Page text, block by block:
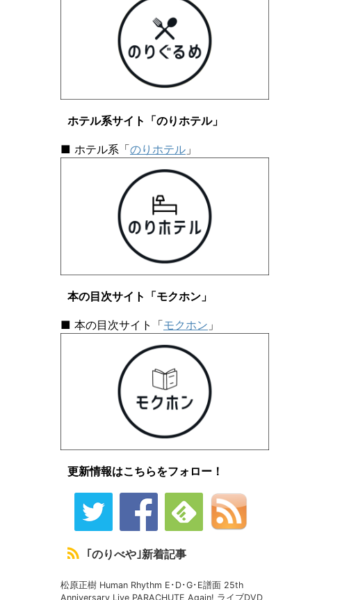
ホテル系サイト「のりホテル」
■ ホテル系「のりホテル 」
本の目次サイト「モクホン」
■ 本の目次サイト「モクホン 」
更新情報はこちらをフォロー！
｢のりべや｣新着記事
松原正樹 Human Rhythm E･D･G･E譜面 25th
Anniversary Live PARACHUTE Again! ライブDVD